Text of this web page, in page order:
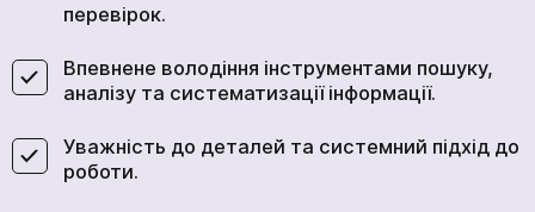
перевірок.
Впевнене володіння інструментами пошуку,
аналізу та систематизації інформації.
Уважність до деталей та системний підхід до
роботи.